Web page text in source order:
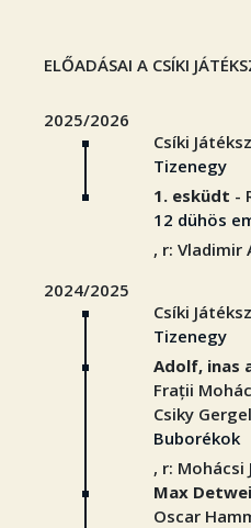
ELŐADÁSAI A CSÍKI
2025/2026
Csíki
Tizenegy
1. esküdt -
12 dühös
, r: Vladimir
2024/2025
Csíki
Tizenegy
Adolf, inas
Frații
Csiky
Buborékok
, r: Mohácsi
Max
Oscar